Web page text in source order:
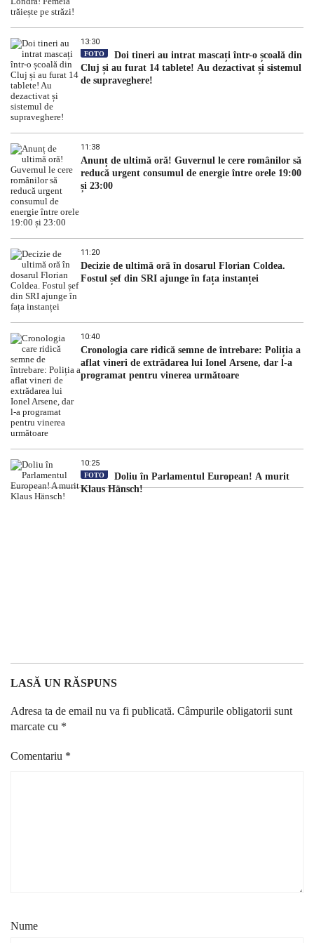
13:30
FOTO
Doi tineri au intrat mascați într-o școală din
Cluj și au furat 14 tablete! Au dezactivat și sistemul
de supraveghere!
11:38
Anunț de ultimă oră! Guvernul le cere românilor să
reducă urgent consumul de energie între orele 19:00
și 23:00
11:20
Decizie de ultimă oră în dosarul Florian Coldea.
Fostul șef din SRI ajunge în fața instanței
10:40
Cronologia care ridică semne de întrebare: Poliția a
aflat vineri de extrădarea lui Ionel Arsene, dar l-a
programat pentru vinerea următoare
10:25
FOTO
Doliu în Parlamentul European! A murit
Klaus Hänsch!
LASĂ UN RĂSPUNS
Adresa ta de email nu va fi publicată. Câmpurile obligatorii sunt
marcate cu *
Comentariu *
Nume